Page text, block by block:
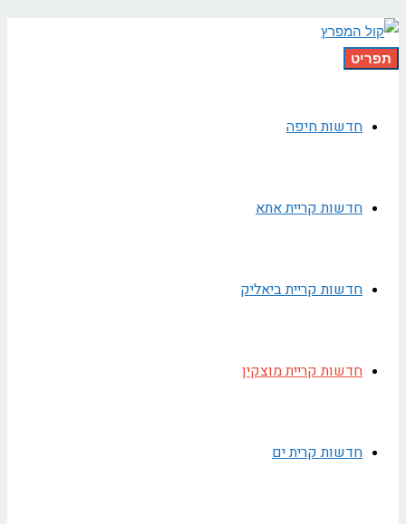
תפריט
חדשות חיפה
חדשות קריית אתא
חדשות קריית ביאליק
חדשות קריית מוצקין
חדשות קרית ים